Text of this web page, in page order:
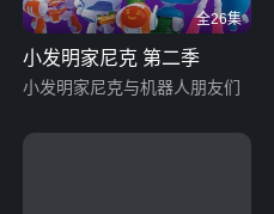
全26集
小发明家尼克 第二季
小发明家尼克与机器人朋友们